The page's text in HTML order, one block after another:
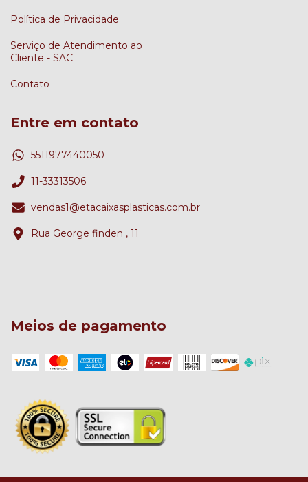
Política de Privacidade
Serviço de Atendimento ao
Cliente - SAC
Contato
Entre em contato
5511977440050
11-33313506
vendas1@etacaixasplasticas.com.br
Rua George finden , 11
Meios de pagamento